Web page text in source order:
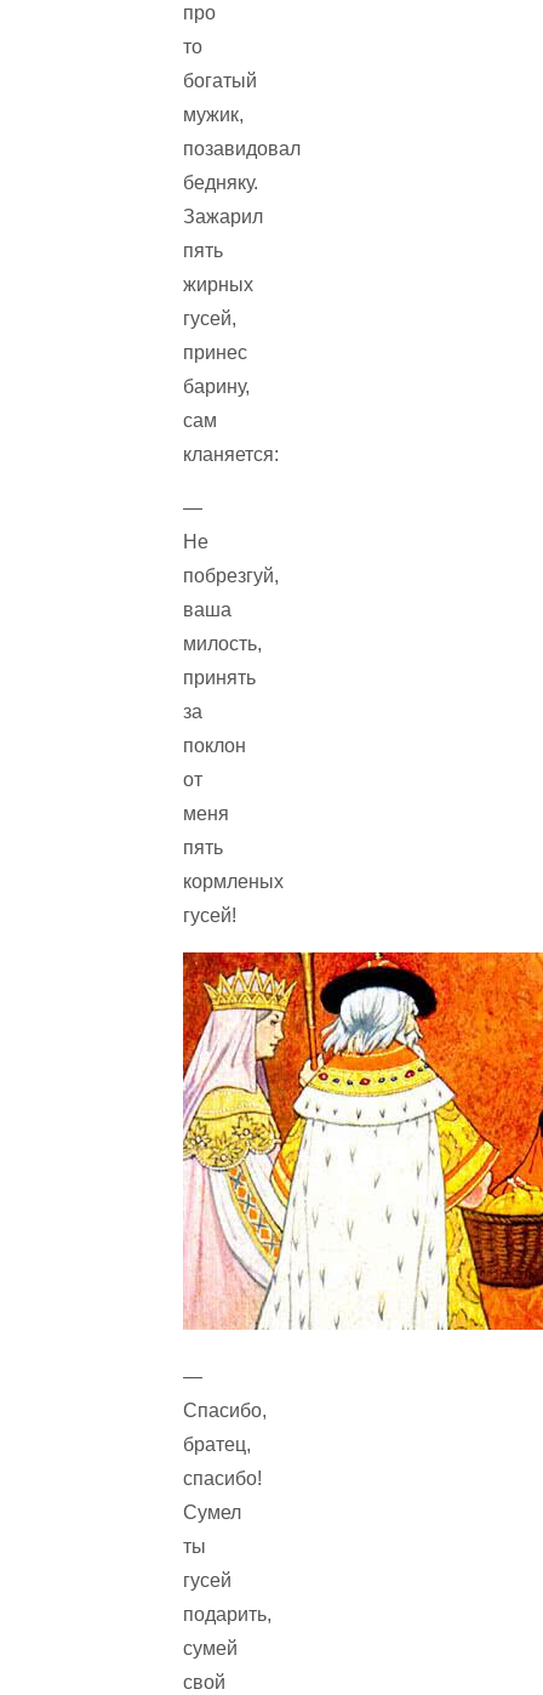
про
то
богатый
мужик,
позавидовал
бедняку.
Зажарил
пять
жирных
гусей,
принес
барину,
сам
кланяется:
—
Не
побрезгуй,
ваша
милость,
принять
за
поклон
от
меня
пять
кормленых
гусей!
—
Спасибо,
братец,
спасибо!
Сумел
ты
гусей
подарить,
сумей
свой